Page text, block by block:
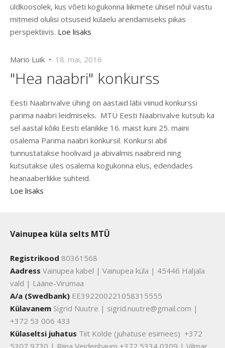
üldkoosolek, kus võeti kogukonna liikmete ühisel nõul vastu
mitmeid olulisi otsuseid külaelu arendamiseks pikas
perspektiivis. Loe lisaks
Mario Luik • 18. mai, 2016
"Hea naabri" konkurss
Eesti Naabrivalve ühing on aastaid läbi viinud konkurssi
parima naabri leidmiseks. MTÜ Eesti Naabrivalve kutsub ka
sel aastal kõiki Eesti elanikke 16. maist kuni 25. maini
osalema Parima naabri konkursil. Konkursi abil
tunnustatakse hoolivaid ja abivalmis naabreid ning
kutsutakse üles osalema kogukonna elus, edendades
heanaaberlikke suhteid.
Loe lisaks
Vainupea küla selts MTÜ
Registrikood 80361568
Aadress Vainupea kabel | Vainupea küla | 45446 Haljala
vald | Lääne-Virumaa
A/a (Swedbank) EE392200221058315555
Külavanem Sigrid Nuutre | sigrid.nuutre@gmail.com |
+372 53 006 433
Külaseltsi juhatus Tiit Kolde (juhatuse esimees) +372